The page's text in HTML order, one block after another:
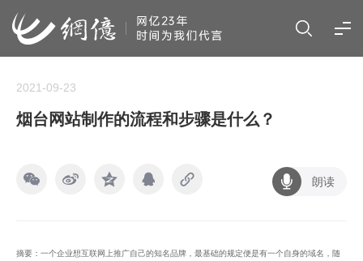
2021-09-23
烟台网站制作的流程和步骤是什么？
朗读
摘要：一个企业想互联网上推广自己的知名品牌，最基础的规定便是有一个自身的域名，随